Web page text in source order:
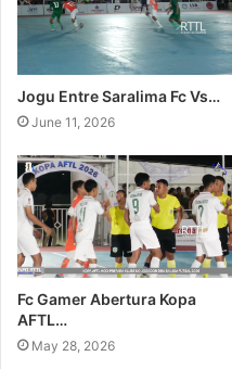
Jogu Entre Saralima Fc Vs…
June 11, 2026
Fc Gamer Abertura Kopa
AFTL…
May 28, 2026